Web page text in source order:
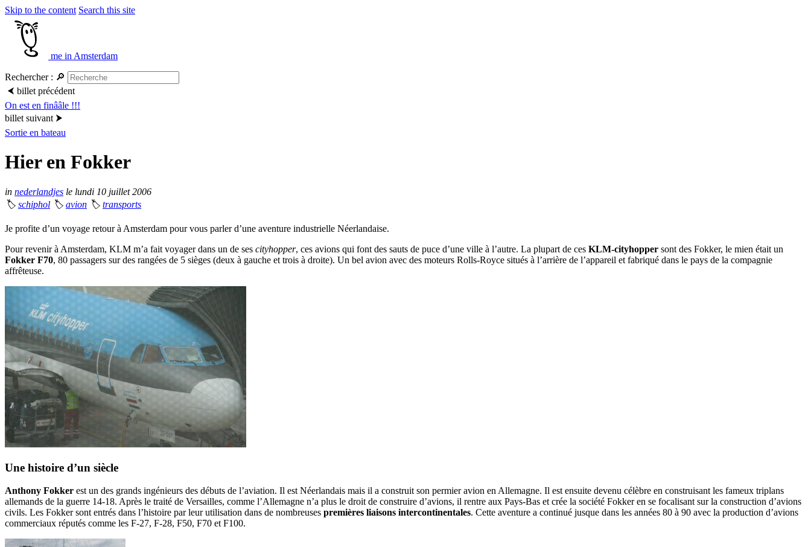
Skip to the content Search this site
me in Amsterdam
Rechercher : 🔎
⮜ billet précédent
On est en finââle !!!
billet suivant ⮞
Sortie en bateau
Hier en Fokker
in nederlandjes le lundi 10 juillet 2006
🏷 schiphol 🏷 avion 🏷 transports
Je profite d’un voyage retour à Amsterdam pour vous parler d’une aventure industrielle Néerlandaise.
Pour revenir à Amsterdam, KLM m’a fait voyager dans un de ses cityhopper, ces avions qui font des sauts de puce d’une ville à l’autre. La plupart de ces KLM-cityhopper sont des Fokker, le mien était un
Fokker F70, 80 passagers sur des rangées de 5 sièges (deux à gauche et trois à droite). Un bel avion avec des moteurs Rolls-Royce situés à l’arrière de l’appareil et fabriqué dans le pays de la compagnie
affrêteuse.
Une histoire d’un siècle
Anthony Fokker est un des grands ingénieurs des débuts de l’aviation. Il est Néerlandais mais il a construit son permier avion en Allemagne. Il est ensuite devenu célèbre en construisant les fameux triplans
allemands de la guerre 14-18. Après le traité de Versailles, comme l’Allemagne n’a plus le droit de construire d’avions, il rentre aux Pays-Bas et crée la société Fokker en se focalisant sur la construction d’avions
civils. Les Fokker sont entrés dans l’histoire par leur utilisation dans de nombreuses premières liaisons intercontinentales. Cette aventure a continué jusque dans les années 80 à 90 avec la production d’avions
commerciaux réputés comme les F-27, F-28, F50, F70 et F100.